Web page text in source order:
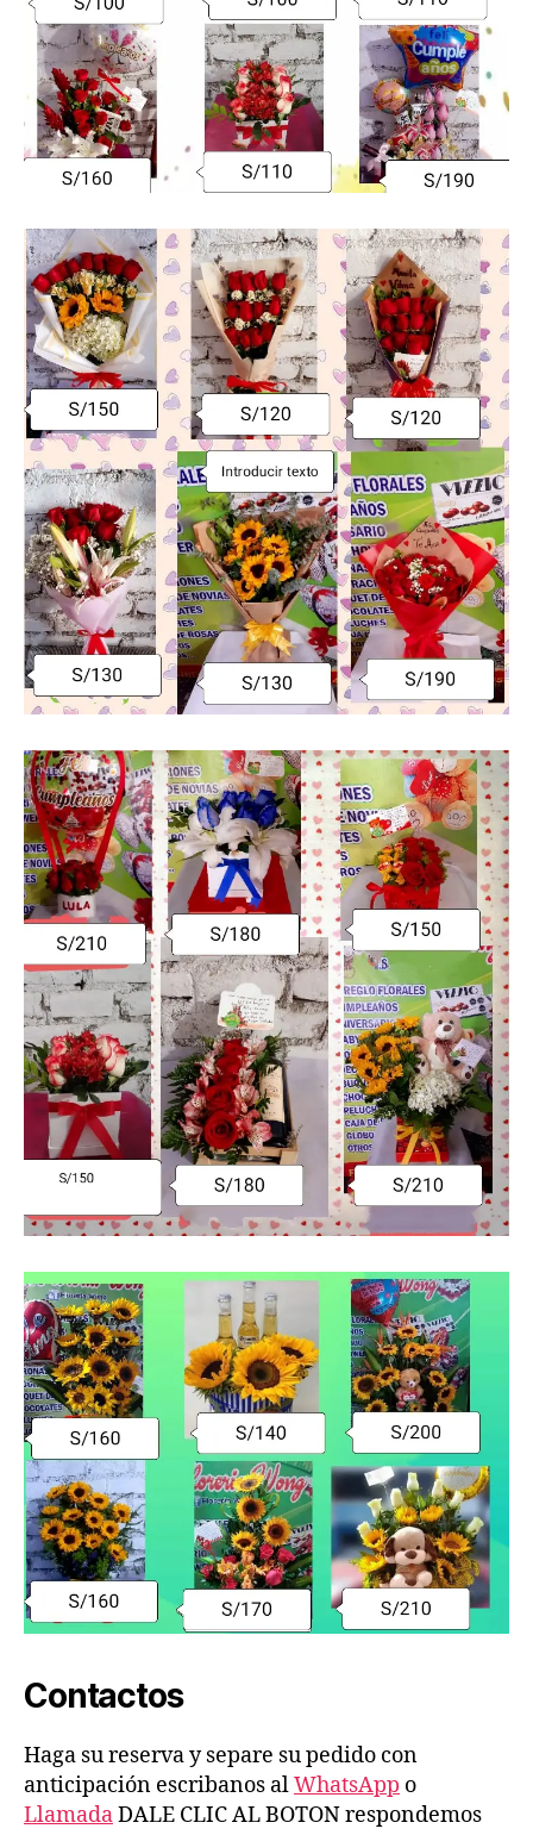
Contactos
Haga su reserva y separe su pedido con
anticipación escribanos alWhatsApp o
LlamadaDALE CLIC AL BOTON respondemos